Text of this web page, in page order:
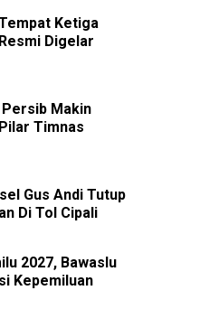
Ketiga
Digelar
Makin
Timnas
Gus Andi Tutup
Di Tol Cipali
2027, Bawaslu
Kepemiluan